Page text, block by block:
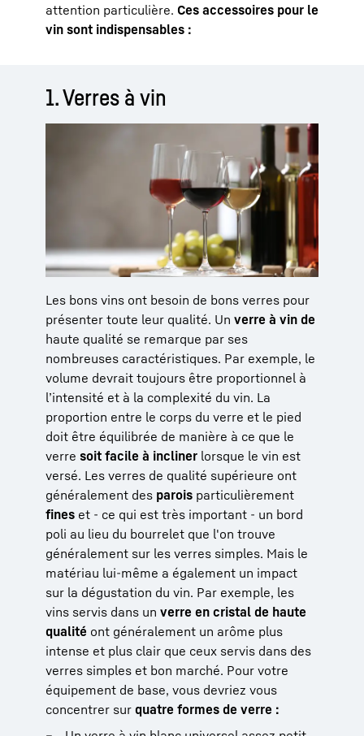
attention particulière. Ces accessoires pour le
vin sont indispensables :
1. Verres à vin
Les bons vins ont besoin de bons verres pour
présenter toute leur qualité. Un verre à vin de
haute qualité se remarque par ses
nombreuses caractéristiques. Par exemple, le
volume devrait toujours être proportionnel à
l’intensité et à la complexité du vin. La
proportion entre le corps du verre et le pied
doit être équilibrée de manière à ce que le
verre soit facile à incliner lorsque le vin est
versé. Les verres de qualité supérieure ont
généralement des parois particulièrement
fines et - ce qui est très important - un bord
poli au lieu du bourrelet que l'on trouve
généralement sur les verres simples. Mais le
matériau lui-même a également un impact
sur la dégustation du vin. Par exemple, les
vins servis dans un verre en cristal de haute
qualité ont généralement un arôme plus
intense et plus clair que ceux servis dans des
verres simples et bon marché. Pour votre
équipement de base, vous devriez vous
concentrer sur quatre formes de verre :